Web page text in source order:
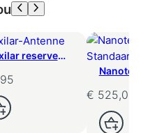
reserve
Nanotec
voerboot
€ 525,00